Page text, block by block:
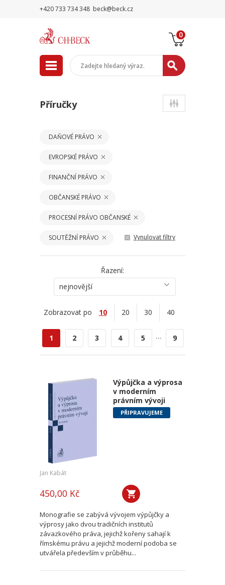
+420 733 734 348 beck@beck.cz
0
Příručky
DAŇOVÉ PRÁVO
EVROPSKÉ PRÁVO
FINANČNÍ PRÁVO
OBČANSKÉ PRÁVO
PROCESNÍ PRÁVO OBČANSKÉ
SOUTĚŽNÍ PRÁVO Vynulovat filtry
Řazení:
nejnovější
Zobrazovat po 10 20 30 40
1 2 3 4 5 ... 9
Výpůjčka a výprosa
v moderním
právním vývoji
PŘIPRAVUJEME
Jan Kabát
450,00 Kč
Monografie se zabývá vývojem výpůjčky a
výprosy jako dvou tradičních institutů
závazkového práva, jejichž kořeny sahají k
římskému právu a jejichž moderní podoba se
utvářela především v průběhu...